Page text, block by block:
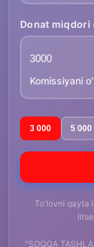
Donat miqdori
Komissiyani
3 000 5 000
To'lovni qayta
"SOQQA